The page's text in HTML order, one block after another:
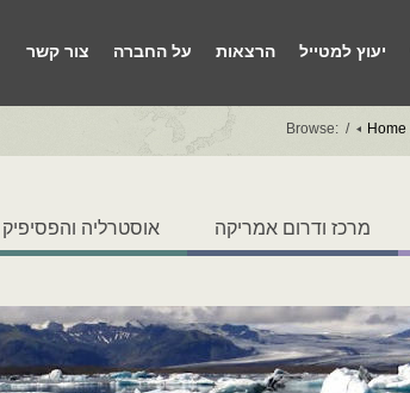
יעוץ למטייל הרצאות על החברה צור קשר
Browse: Home
אוסטרליה והפסיפיק מרכז ודרום אמריקה